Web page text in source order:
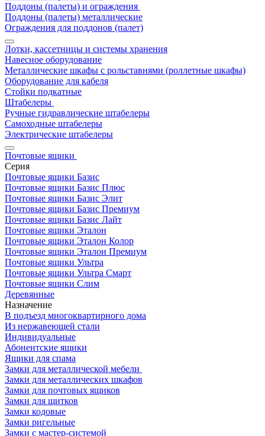
Поддоны (палеты) и ограждения
Поддоны (палеты) металлические
Ограждения для поддонов (палет)
Лотки, кассетницы и системы хранения
Навесное оборудование
Металлические шкафы с рольставнями (роллетные шкафы)
Оборудование для кабеля
Стойки подкатные
Штабелеры
Ручные гидравлические штабелеры
Самоходные штабелеры
Электрические штабелеры
Почтовые ящики
Серия
Почтовые ящики Базис
Почтовые ящики Базис Плюс
Почтовые ящики Базис Элит
Почтовые ящики Базис Премиум
Почтовые ящики Базис Лайт
Почтовые ящики Эталон
Почтовые ящики Эталон Колор
Почтовые ящики Эталон Премиум
Почтовые ящики Ультра
Почтовые ящики Ультра Смарт
Почтовые ящики Слим
Деревянные
Назначение
В подъезд многоквартирного дома
Из нержавеющей стали
Индивидуальные
Абонентские ящики
Ящики для спама
Замки для металлической мебели
Замки для металлических шкафов
Замки для почтовых ящиков
Замки для щитков
Замки кодовые
Замки ригельные
Замки с мастер-системой